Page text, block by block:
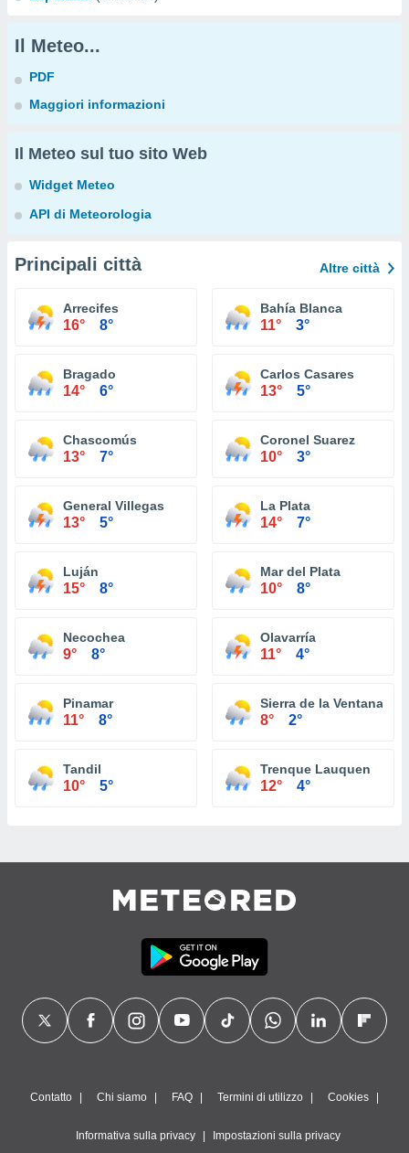
Il Meteo...
PDF
Maggiori informazioni
Il Meteo sul tuo sito Web
Widget Meteo
API di Meteorologia
Principali città Altre città
Arrecifes
16° 8°
Bahía Blanca
11° 3°
Bragado
14° 6°
Carlos Casares
13° 5°
Chascomús
13° 7°
Coronel Suarez
10° 3°
General Villegas
13° 5°
La Plata
14° 7°
Luján
15° 8°
Mar del Plata
10° 8°
Necochea
9° 8°
Olavarría
11° 4°
Pinamar
11° 8°
Sierra de la Ventana
8° 2°
Tandil
10° 5°
Trenque Lauquen
12° 4°
Contatto Chi siamo FAQ Termini di utilizzo Cookies
Informativa sulla privacy Impostazioni sulla privacy